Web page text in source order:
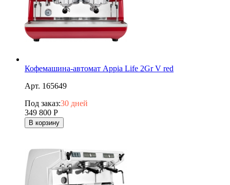
Кофемашина-автомат Appia Life 2Gr V red
Арт. 165649
Под заказ:30 дней
349 800 Р
В корзину